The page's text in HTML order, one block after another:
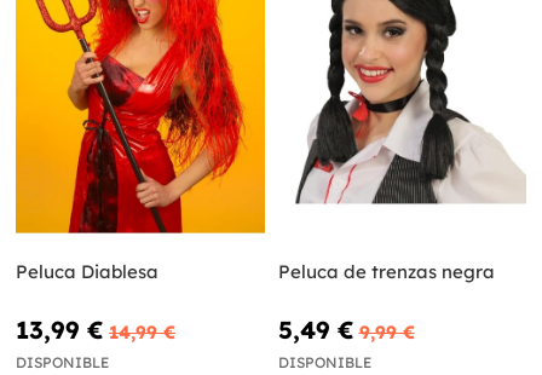
Peluca Diablesa
13,99 € 14,99 €
DISPONIBLE
Peluca de trenzas negra
5,49 € 9,99 €
DISPONIBLE